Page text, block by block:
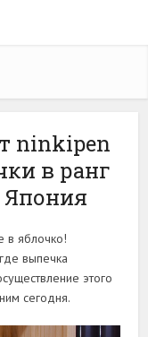
ninkipen
в ранг
Япония
в яблочко!
выпечка
этого
сегодня.